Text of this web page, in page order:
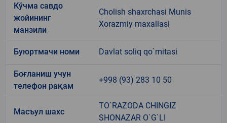
Кўчма савдо
жойининг
манзили
Cholish shaxrchasi Munis
Xorazmiy maxallasi
Буюртмачи номи Davlat soliq qo`mitasi
Боғланиш учун
телефон рақам
+998 (93) 283 10 50
Масъул шахс
TO`RAZODA CHINGIZ
SHONAZAR O`G`LI